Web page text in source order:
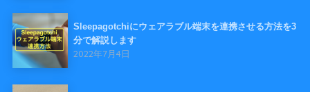
Sleepagotchiにウェアラブル端末を連携させる方法を3
分で解説します
2022年7月4日